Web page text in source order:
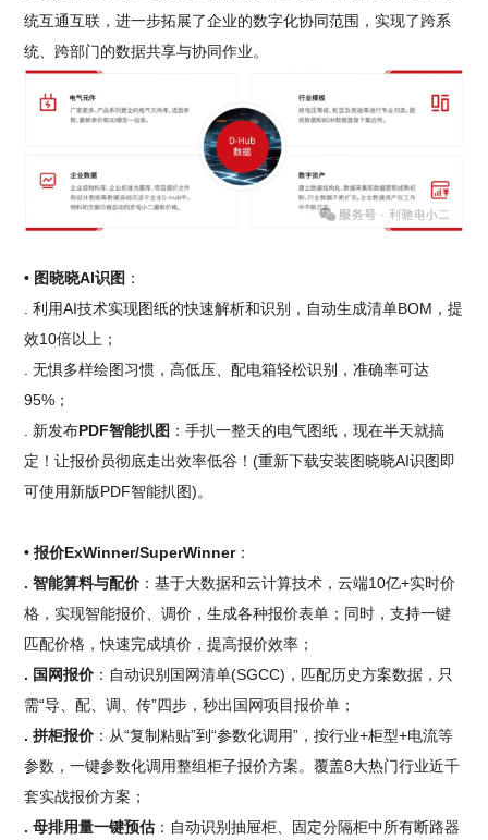
统互通互联，进一步拓展了企业的数字化协同范围，实现了跨系
统、跨部门的数据共享与协同作业。
• 图晓晓AI识图 ：
. 利用AI技术实现图纸的快速解析和识别，自动生成清单BOM，提
效10倍以上；
. 无惧多样绘图习惯，高低压、配电箱轻松识别，准确率可达
95%；
. 新发布PDF智能扒图 ：手扒一整天的电气图纸，现在半天就搞
定！让报价员彻底走出效率低谷！(重新下载安装图晓晓AI识图即
可使用新版PDF智能扒图)。
• 报价ExWinner/SuperWinner：
. 智能算料与配价 ：基于大数据和云计算技术，云端10亿+实时价
格，实现智能报价、调价，生成各种报价表单；同时，支持一键
匹配价格，快速完成填价，提高报价效率；
. 国网报价 ：自动识别国网清单(SGCC)，匹配历史方案数据，只
需“导、配、调、传”四步，秒出国网项目报价单；
. 拼柜报价 ：从“复制粘贴”到“参数化调用”，按行业+柜型+电流等
参数，一键参数化调用整组柜子报价方案。覆盖8大热门行业近千
套实战报价方案；
. 母排用量一键预估 ：自动识别抽屉柜、固定分隔柜中所有断路器